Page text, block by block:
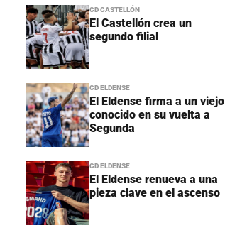
CD CASTELLÓN
El Castellón crea un
segundo filial
CD ELDENSE
El Eldense firma a un viejo
conocido en su vuelta a
Segunda
CD ELDENSE
El Eldense renueva a una
pieza clave en el ascenso